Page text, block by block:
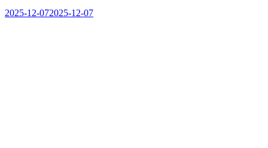
2025-12-072025-12-07